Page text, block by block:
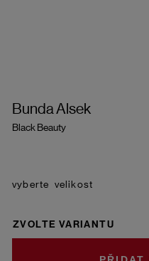
Bunda Alsek
Black Beauty
velikost
ZVOLTE VARIANTU